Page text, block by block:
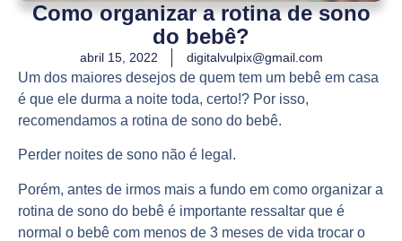
Como organizar a rotina de sono
do bebê?
abril 15, 2022 digitalvulpix@gmail.com
Um dos maiores desejos de quem tem um bebê em casa
é que ele durma a noite toda, certo!? Por isso,
recomendamos a rotina de sono do bebê.
Perder noites de sono não é legal.
Porém, antes de irmos mais a fundo em como organizar a
rotina de sono do bebê é importante ressaltar que é
normal o bebê com menos de 3 meses de vida trocar o